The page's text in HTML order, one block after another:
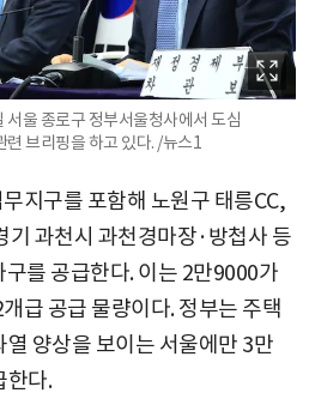
울 종로구 정부서울청사에서 도심
브리핑을 하고 있다. /뉴스1
지구를 포함해 노원구 태릉CC,
기 과천시 과천경마장·방첩사 등
를 공급한다. 이는 2만9000가
급 공급 물량이다. 정부는 주택
양상을 보이는 서울에만 3만
한다.